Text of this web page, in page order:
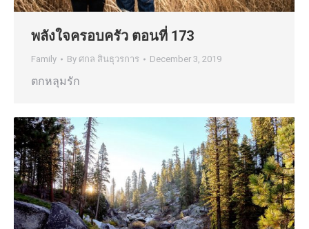
พลังใจครอบครัว ตอนที่ 173
Family By ศกล สินธุวรการ December 3, 2019
ตกหลุมรัก